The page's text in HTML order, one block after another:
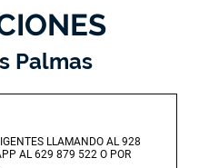
Palmas
LLAMANDO AL 928
AL 629 879 522 O POR